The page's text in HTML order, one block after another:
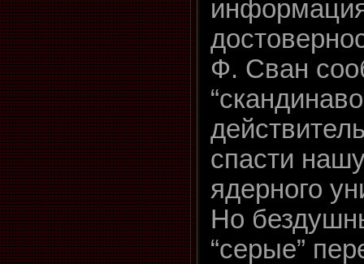
Ф. Сван
спасти
ядерного
Но
“серые”